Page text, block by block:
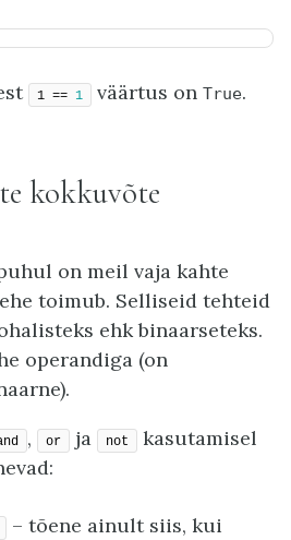
1 == 1 väärtus on True.
kokkuvõte
on meil vaja kahte
toimub. Selliseid tehteid
ehk binaarseteks.
operandiga (on
, or ja not
kasutamisel
– tõene ainult siis, kui